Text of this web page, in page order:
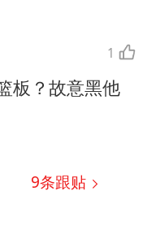
1
板？故意黑他
9条跟贴